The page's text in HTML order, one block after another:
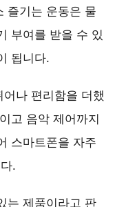
즐기는 운동은 물
부여를 받을 수 있
됩니다.
어나 편리함을 더했
고 음악 제어까지
스마트폰을 자주
.
는 제품이라고 판